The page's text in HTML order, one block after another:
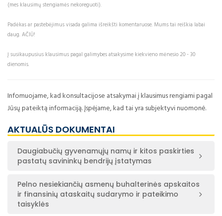
(mes klausimų stengiamės nekoreguoti).
Padėkas ar pastebėjimus visada galima išreikšti komentaruose. Mums tai reiškia labai
daug. AČIŪ!
Į susikaupusius klausimus pagal galimybes atsakysime kiekvieno mėnesio 20 - 30
dienomis.
Infomuojame, kad konsultacijose atsakymai į klausimus rengiami pagal
Jūsų pateiktą informaciją. Įspėjame, kad tai yra subjektyvi nuomonė.
AKTUALŪS DOKUMENTAI
Daugiabučių gyvenamųjų namų ir kitos paskirties
pastatų savininkų bendrijų įstatymas
Pelno nesiekiančių asmenų buhalterinės apskaitos
ir finansinių ataskaitų sudarymo ir pateikimo
taisyklės